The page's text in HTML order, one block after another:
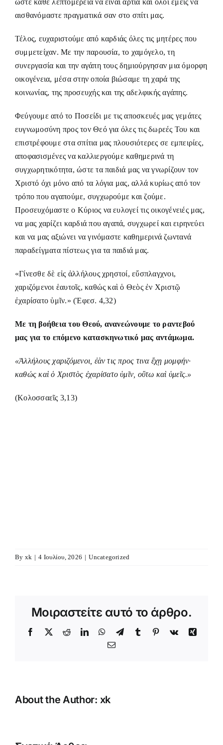
ώστε κάθε λεπτομέρεια να είναι άρτια και όλοι εμείς να
αισθανόμαστε πραγματικά σαν στο σπίτι μας.
Τέλος, ευχαριστούμε από καρδιάς όλες τις μητέρες που
συμμετείχαν. Με την παρουσία, το χαμόγελο, τη
συνεργασία και την αγάπη τους δημιούργησαν μια όμορφη
οικογένεια, μέσα στην οποία βιώσαμε τη χαρά της
κοινωνίας, της προσευχής και της αδελφικής αγάπης.
Φεύγουμε από το Ποσείδι με τις αποσκευές μας γεμάτες
ευγνωμοσύνη προς τον Θεό για όλες τις δωρεές Του και
επιστρέφουμε στα σπίτια μας πλουσιότερες σε εμπειρίες,
αποφασισμένες να καλλιεργούμε καθημερινά τη
συγχωρητικότητα, ώστε τα παιδιά μας να γνωρίζουν τον
Χριστό όχι μόνο από τα λόγια μας, αλλά κυρίως από τον
τρόπο που αγαπούμε, συγχωρούμε και ζούμε.
Προσευχόμαστε ο Κύριος να ευλογεί τις οικογένειές μας,
να μας χαρίζει καρδιά που αγαπά, συγχωρεί και ειρηνεύει
και να μας αξιώνει να γινόμαστε καθημερινά ζωντανά
παραδείγματα πίστεως για τα παιδιά μας.
«Γίνεσθε δὲ εἰς ἀλλήλους χρηστοί, εὔσπλαγχνοι,
χαριζόμενοι ἑαυτοῖς, καθώς καὶ ὁ Θεὸς ἐν Χριστῷ
ἐχαρίσατο ὑμῖν.» (Ἐφεσ. 4,32)
Με τη βοήθεια του Θεού, ανανεώνουμε το ραντεβού
μας για το επόμενο κατασκηνωτικό μας αντάμωμα.
«Ἀλλήλους χαριζόμενοι, ἐὰν τις προς τινα ἔχῃ μομφήν·
καθώς καὶ ὁ Χριστὸς ἐχαρίσατοὑμῖν, οὕτω καὶ ὑμεῖς.»
(Κολοσσαεῖς 3,13)
By xk | 4 Ιουλίου, 2026 | Uncategorized
Μοιραστείτε αυτό το άρθρο.
Facebook
X RedditLinkedInWhatsApp
TelegramTumblr Pinterest
Vk
Xing
Email
About the Author: xk